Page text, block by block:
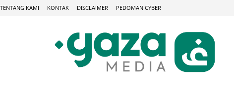
TENTANG KAMI KONTAK DISCLAIMER PEDOMAN CYBER